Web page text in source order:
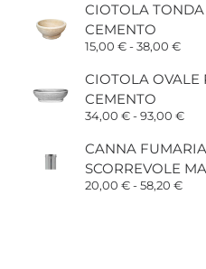
CIOTOLA
CEMENTO
15,00 €-38,00 €
da
a
CIOTOLA OVALE
CEMENTO
34,00 €-93,00 €
da
CANNA
SCORREVOLE
20,00 €-58,20 €